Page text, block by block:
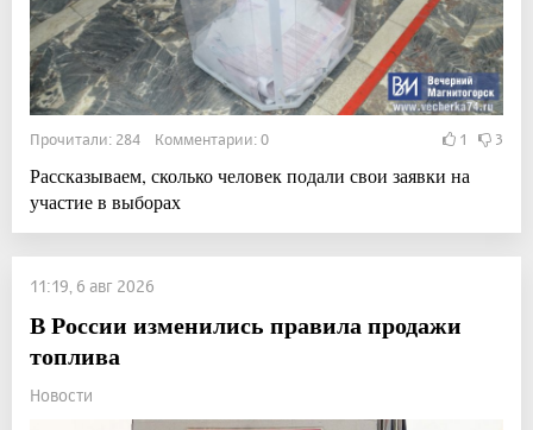
Прочитали: 284 Комментарии: 0 1 3
Рассказываем, сколько человек подали свои заявки на
участие в выборах
11:19, 6 авг 2026
В России изменились правила продажи
топлива
Новости